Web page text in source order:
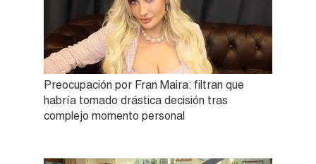
Preocupación por Fran Maira: filtran que
habría tomado drástica decisión tras
complejo momento personal